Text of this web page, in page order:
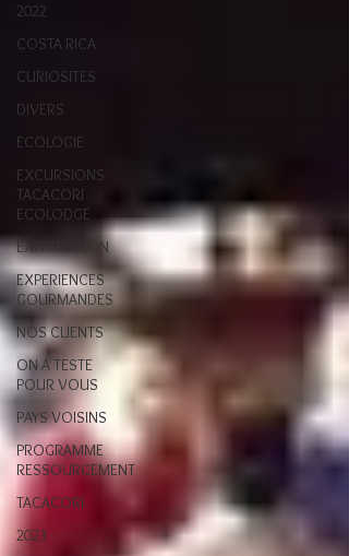
2022
COSTA RICA
CURIOSITES
DIVERS
ECOLOGIE
EXCURSIONS
TACACORI
ECOLODGE
EXPATRIATION
EXPERIENCES
GOURMANDES
NOS CLIENTS
ON A TESTE
POUR VOUS
PAYS VOISINS
PROGRAMME
RESSOURCEMENT
TACACORI
2023